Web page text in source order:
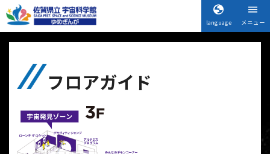
language メニュー
フロアガイド